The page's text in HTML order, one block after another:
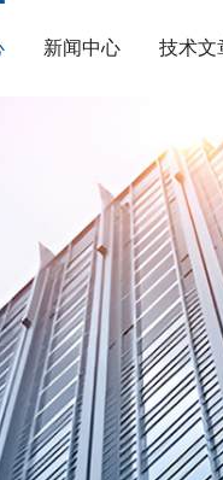
新闻中心 技术文